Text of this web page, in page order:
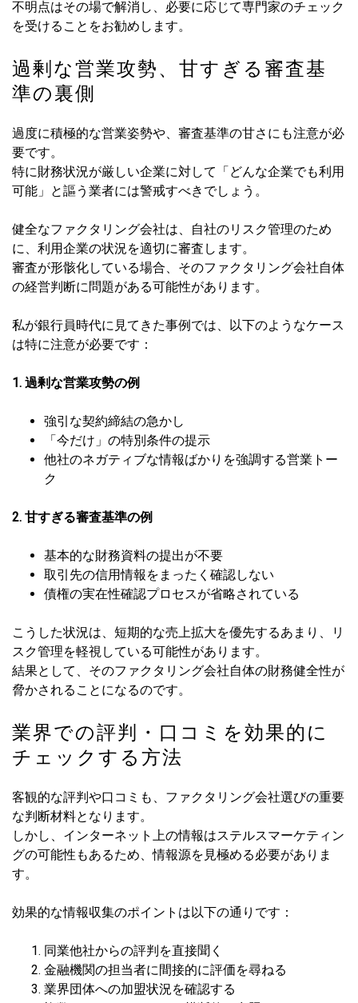
不明点はその場で解消し、必要に応じて専門家のチェック
を受けることをお勧めします。
過剰な営業攻勢、甘すぎる審査基
準の裏側
過度に積極的な営業姿勢や、審査基準の甘さにも注意が必
要です。
特に財務状況が厳しい企業に対して「どんな企業でも利用
可能」と謳う業者には警戒すべきでしょう。
健全なファクタリング会社は、自社のリスク管理のため
に、利用企業の状況を適切に審査します。
審査が形骸化している場合、そのファクタリング会社自体
の経営判断に問題がある可能性があります。
私が銀行員時代に見てきた事例では、以下のようなケース
は特に注意が必要です：
1. 過剰な営業攻勢の例
強引な契約締結の急かし
「今だけ」の特別条件の提示
他社のネガティブな情報ばかりを強調する営業トー
ク
2. 甘すぎる審査基準の例
基本的な財務資料の提出が不要
取引先の信用情報をまったく確認しない
債権の実在性確認プロセスが省略されている
こうした状況は、短期的な売上拡大を優先するあまり、リ
スク管理を軽視している可能性があります。
結果として、そのファクタリング会社自体の財務健全性が
脅かされることになるのです。
業界での評判・口コミを効果的に
チェックする方法
客観的な評判や口コミも、ファクタリング会社選びの重要
な判断材料となります。
しかし、インターネット上の情報はステルスマーケティン
グの可能性もあるため、情報源を見極める必要がありま
す。
効果的な情報収集のポイントは以下の通りです：
同業他社からの評判を直接聞く
金融機関の担当者に間接的に評価を尋ねる
業界団体への加盟状況を確認する